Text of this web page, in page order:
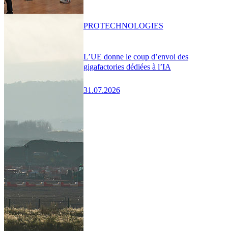
L’UE donne le coup d’envoi des
gigafactories dédiées à l’IA
31.07.2026
PROTECHNOLOGIES